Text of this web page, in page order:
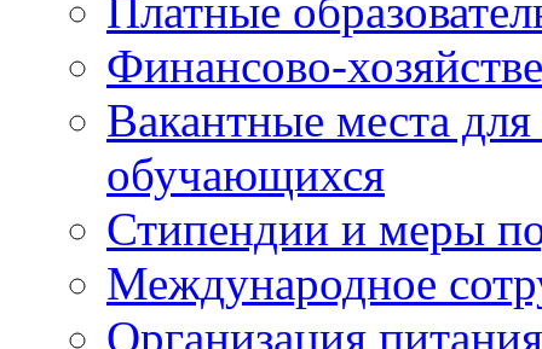
Платные
Финансово-
Вакантные места
обучающихся
Стипендии и меры
Международное
Организация